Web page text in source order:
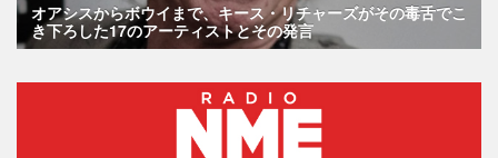
オアシスからボウイまで、キース・リチャーズがその毒舌でこ
き下ろした17のアーティストとその発言